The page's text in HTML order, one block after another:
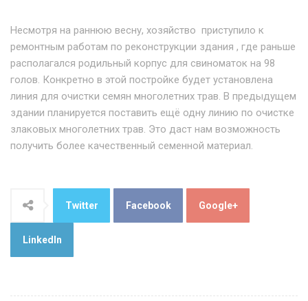
Несмотря на раннюю весну, хозяйство приступило к
ремонтным работам по реконструкции здания , где раньше
располагался родильный корпус для свиноматок на 98
голов. Конкретно в этой постройке будет установлена
линия для очистки семян многолетних трав. В предыдущем
здании планируется поставить ещё одну линию по очистке
злаковых многолетних трав. Это даст нам возможность
получить более качественный семенной материал.
Twitter Facebook Google+
LinkedIn